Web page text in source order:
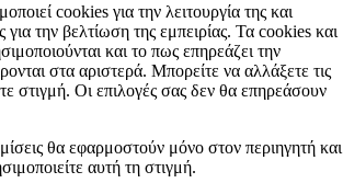
cookies για την λειτουργία της και
για την βελτίωση της εμπειρίας. Τα cookies και
και το πως επηρεάζει την
στα αριστερά. Μπορείτε να αλλάξετε τις
στιγμή. Οι επιλογές σας δεν θα επηρεάσουν
θα εφαρμοστούν μόνο στον περιηγητή και
αυτή τη στιγμή.